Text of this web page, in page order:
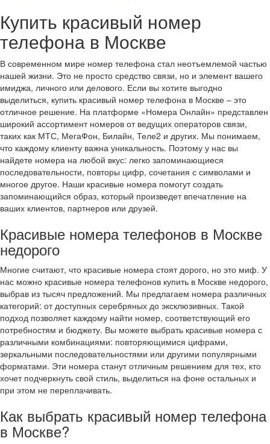
Купить красивый номер
телефона в Москве
В современном мире номер телефона стал неотъемлемой частью
нашей жизни. Это не просто средство связи, но и элемент вашего
имиджа, личного или делового. Если вы хотите выгодно
выделиться, купить красивый номер телефона в Москве – это
отличное решение. На платформе «Номера Онлайн» представлен
широкий ассортимент номеров от ведущих операторов связи,
таких как МТС, МегаФон, Билайн, Теле2 и других. Мы понимаем,
что каждому клиенту важна уникальность. Поэтому у нас вы
найдете номера на любой вкус: легко запоминающиеся
последовательности, повторы цифр, сочетания с символами и
многое другое. Наши красивые номера помогут создать
запоминающийся образ, который произведет впечатление на
ваших клиентов, партнеров или друзей.
Красивые номера телефонов в Москве
недорого
Многие считают, что красивые номера стоят дорого, но это миф. У
нас можно красивые номера телефонов купить в Москве недорого,
выбрав из тысяч предложений. Мы предлагаем номера различных
категорий: от доступных серебряных до эксклюзивных. Такой
подход позволяет каждому найти номер, соответствующий его
потребностям и бюджету. Вы можете выбрать красивые номера с
различными комбинациями: повторяющимися цифрами,
зеркальными последовательностями или другими популярными
форматами. Эти номера станут отличным решением для тех, кто
хочет подчеркнуть свой стиль, выделиться на фоне остальных и
при этом не переплачивать.
Как выбрать красивый номер телефона
в Москве?